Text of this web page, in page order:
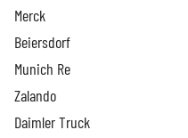
Merck
Beiersdorf
Munich Re
Zalando
Daimler Truck